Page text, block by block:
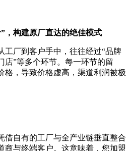
，构建原厂直达的绝佳模式
工厂到客户手中，往往经过“品牌
”等多个环节。每一环节的留
格，导致价格虚高，渠道利润被极
借自有的工厂与全产业链垂直整合
商与终端客户。这意味着，您加盟